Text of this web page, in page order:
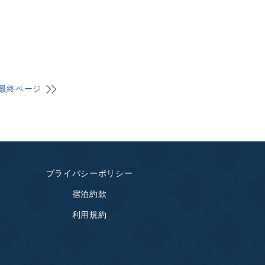
終ページ
プライバシーポリシー
宿泊約款
利用規約